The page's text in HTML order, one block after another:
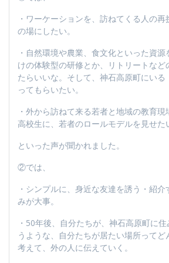
・ワーケーションを、訪ねてくる人の再
の場にしたい。
・自然環境や農業、食文化といった資
けの体験型の研修とか、リトリートなど
たらいいな。そして、神石高原町にいる
ってもらいたい。
・外から訪ねて来る若者と地域の教育
高校生に、若者のロールモデルを見せた
といった声が聞かれました。
②では、
・シンプルに、身近な友達を誘う・紹
みが大事。
・50年後、自分たちが、神石高原町に
うような、自分たちが居たい場所ってど
考えて、外の人に伝えていく。